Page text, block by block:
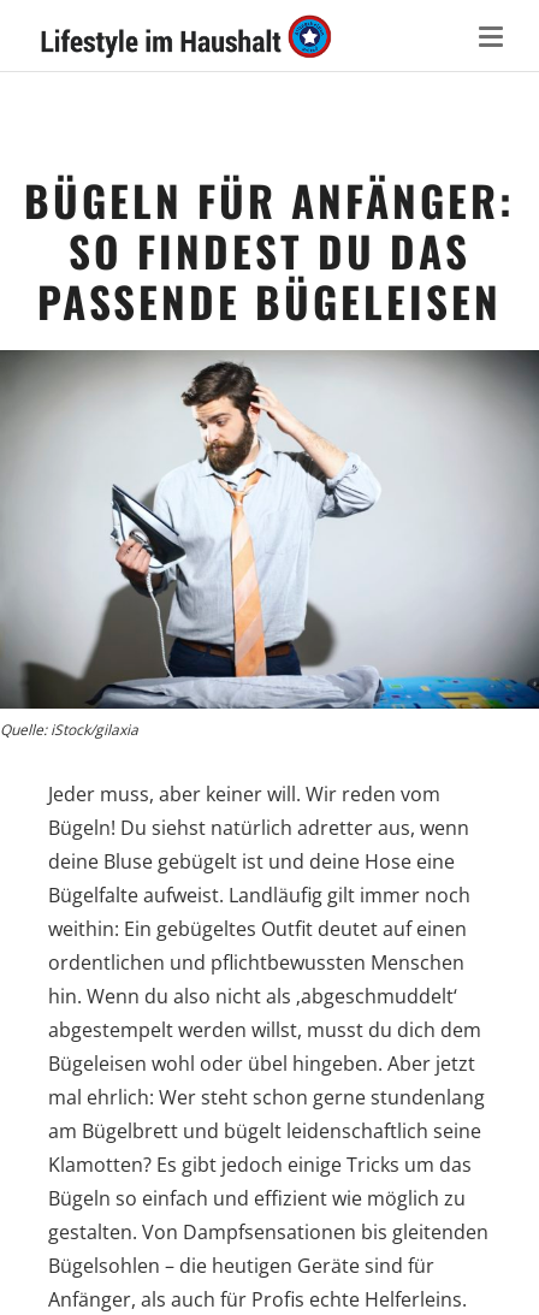
BÜGELN FÜR ANFÄNGER:
SO FINDEST DU DAS
PASSENDE BÜGELEISEN
Quelle: iStock/gilaxia
Jeder muss, aber keiner will. Wir reden vom
Bügeln! Du siehst natürlich adretter aus, wenn
deine Bluse gebügelt ist und deine Hose eine
Bügelfalte aufweist. Landläufig gilt immer noch
weithin: Ein gebügeltes Outfit deutet auf einen
ordentlichen und pflichtbewussten Menschen
hin. Wenn du also nicht als ‚abgeschmuddelt‘
abgestempelt werden willst, musst du dich dem
Bügeleisen wohl oder übel hingeben. Aber jetzt
mal ehrlich: Wer steht schon gerne stundenlang
am Bügelbrett und bügelt leidenschaftlich seine
Klamotten? Es gibt jedoch einige Tricks um das
Bügeln so einfach und effizient wie möglich zu
gestalten. Von Dampfsensationen bis gleitenden
Bügelsohlen – die heutigen Geräte sind für
Anfänger, als auch für Profis echte Helferleins.